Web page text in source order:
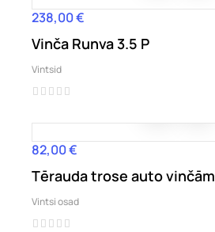
Hind
238,00 €
Vinča Runva 3.5 P
Vintsid
Hind
82,00 €
Tērauda trose auto vinčām
Vintsi osad